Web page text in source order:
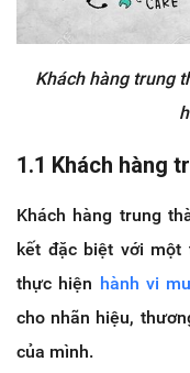
Khách hàng trung
1.1 Khách hàng
Khách hàng trung
kết đặc biệt với một
thực hiện hành vi
cho nhãn hiệu,
của mình.